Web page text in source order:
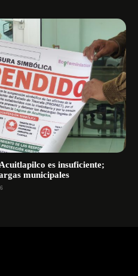
es insuficiente;
municipales